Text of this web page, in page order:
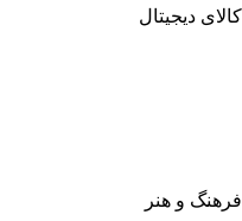
کالای دیجیتال
فرهنگ و هنر